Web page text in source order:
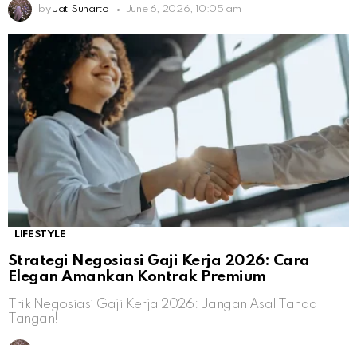
by Jati Sunarto June 6, 2026, 10:05 am
LIFESTYLE
Strategi Negosiasi Gaji Kerja 2026: Cara
Elegan Amankan Kontrak Premium
Trik Negosiasi Gaji Kerja 2026: Jangan Asal Tanda
Tangan!